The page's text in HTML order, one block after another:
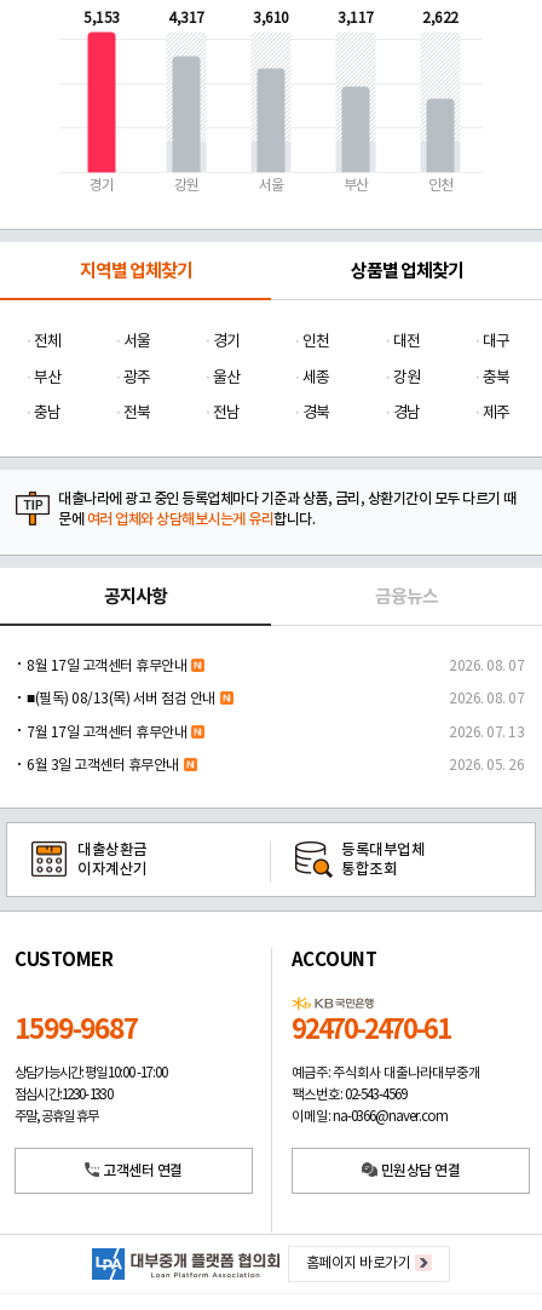
5,153
경기
4,317
강원
3,610
서울
3,117
부산
2,622
인천
지역별 업체찾기 상품별 업체찾기
전체 서울 경기 인천 대전
대구
부산
광주 울산 세종 강원
충북
충남
전북 전남 경북 경남 제주
대출나라에 광고 중인 등록업체마다 기준과 상품, 금리, 상환기간이 모두 다르기 때
문에 여러 업체와 상담해보시는게 유리합니다.
공지사항 금융뉴스
8월 17일 고객센터 휴무안내 2026. 08. 07
■(필독) 08/13(목) 서버 점검 안내 2026. 08. 07
7월 17일 고객센터 휴무안내 2026. 07. 13
6월 3일 고객센터 휴무안내 2026. 05. 26
대출상환금
이자계산기
등록대부업체
통합조회
CUSTOMER
1599-9687
상담가능시간: 평일10:00 -17:00
점심시간: 12:30 - 13:30
주말, 공휴일 휴무
고객센터 연결
ACCOUNT
92470-2470-61
예금주: 주식회사 대출나라대부중개
팩스번호: 02-543-4569
이메일: na-0366@naver.com
민원상담 연결
홈페이지 바로가기